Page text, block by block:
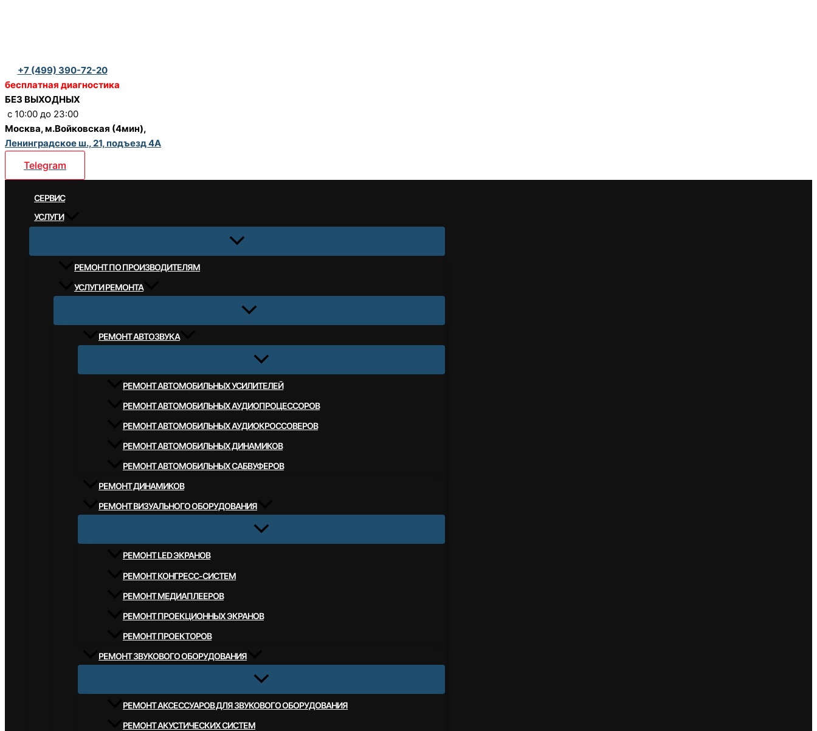
+7 (499) 390-72-20
бесплатная диагностика
БЕЗ ВЫХОДНЫХ
c 10:00 до 23:00
Москва, м.Войковская (4мин),
Ленинградское ш., 21, подъезд 4А
Telegram
CЕРВИС
УСЛУГИ
РЕМОНТ ПО ПРОИЗВОДИТЕЛЯМ
УСЛУГИ РЕМОНТА
РЕМОНТ АВТОЗВУКА
РЕМОНТ АВТОМОБИЛЬНЫХ УСИЛИТЕЛЕЙ
РЕМОНТ АВТОМОБИЛЬНЫХ АУДИОПРОЦЕССОРОВ
РЕМОНТ АВТОМОБИЛЬНЫХ АУДИОКРОССОВЕРОВ
РЕМОНТ АВТОМОБИЛЬНЫХ ДИНАМИКОВ
РЕМОНТ АВТОМОБИЛЬНЫХ САБВУФЕРОВ
РЕМОНТ ДИНАМИКОВ
РЕМОНТ ВИЗУАЛЬНОГО ОБОРУДОВАНИЯ
РЕМОНТ LED ЭКРАНОВ
РЕМОНТ КОНГРЕСС-СИСТЕМ
РЕМОНТ МЕДИАПЛЕЕРОВ
РЕМОНТ ПРОЕКЦИОННЫХ ЭКРАНОВ
РЕМОНТ ПРОЕКТОРОВ
РЕМОНТ ЗВУКОВОГО ОБОРУДОВАНИЯ
РЕМОНТ АКСЕССУАРОВ ДЛЯ ЗВУКОВОГО ОБОРУДОВАНИЯ
РЕМОНТ АКУСТИЧЕСКИХ СИСТЕМ